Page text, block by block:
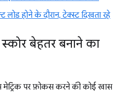
होने के दौरान, टेक्स्ट दिखता रहे
बेहतर बनाने का
पर फ़ोकस करने की कोई खास